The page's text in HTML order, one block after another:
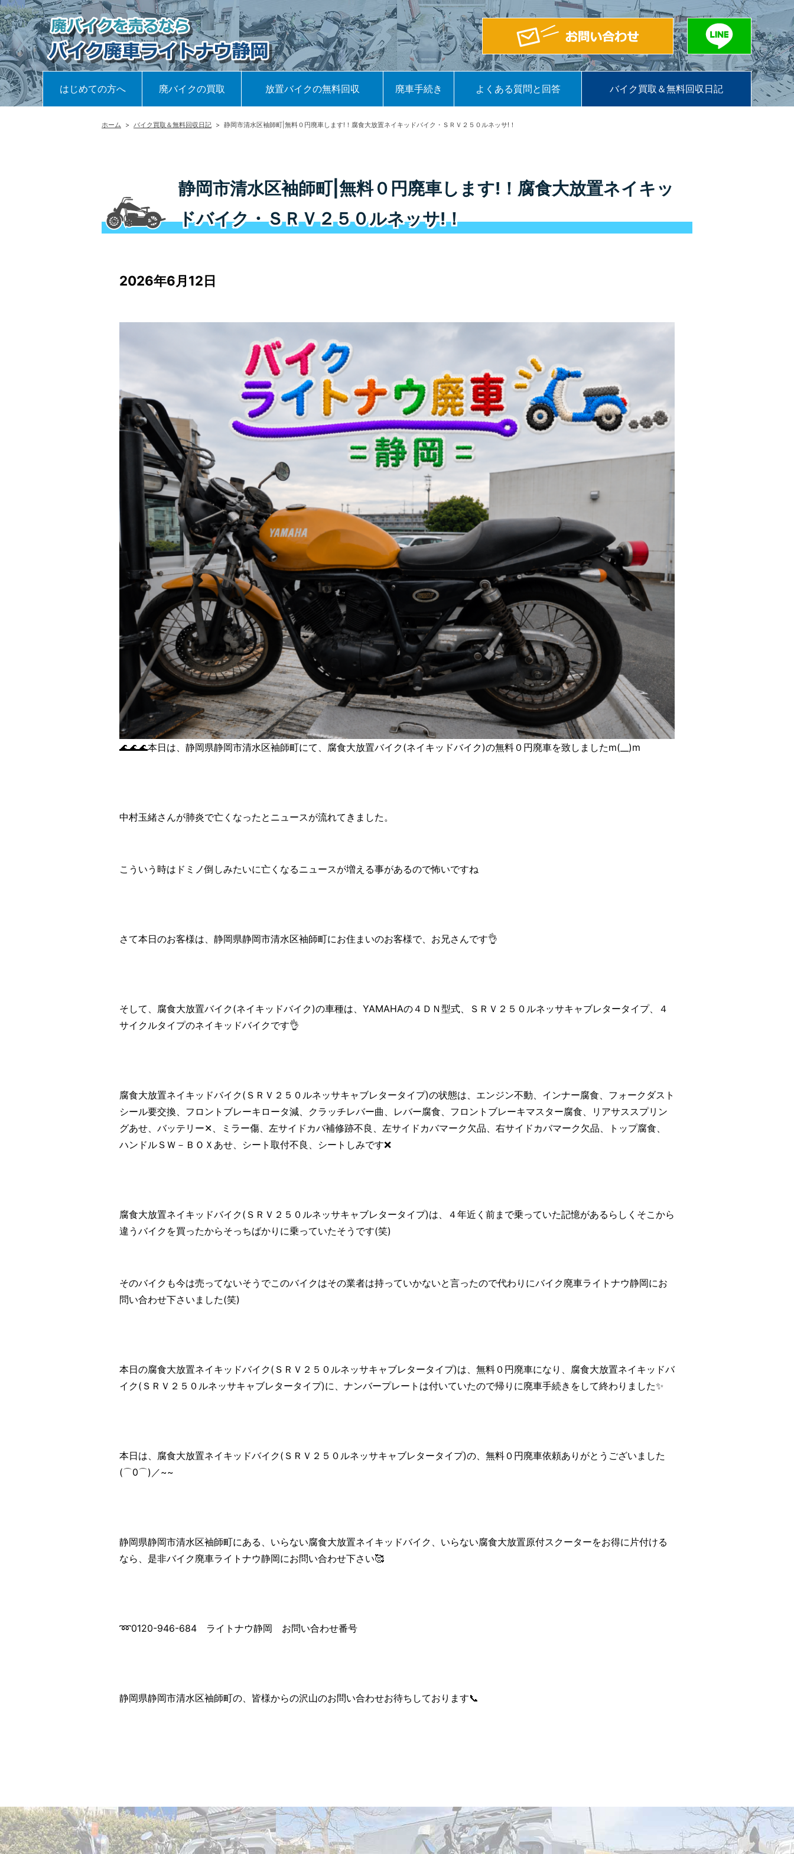
はじめての方へ 廃バイクの買取 放置バイクの無料回収 廃車手続き よくある質問と回答 バイク買取＆無料回収日記
ホーム > バイク買取＆無料回収日記 > 静岡市清水区袖師町|無料０円廃車します!！腐食大放置ネイキッドバイク・ＳＲＶ２５０ルネッサ!！
静岡市清水区袖師町|無料０円廃車します!！腐食大放置ネイキッ
ドバイク・ＳＲＶ２５０ルネッサ!！
2026年6月12日
🌊🌊🌊本日は、静岡県静岡市清水区袖師町にて、腐食大放置バイク(ネイキッドバイク)の無料０円廃車を致しましたm(__)m
中村玉緒さんが肺炎で亡くなったとニュースが流れてきました。
こういう時はドミノ倒しみたいに亡くなるニュースが増える事があるので怖いですね
さて本日のお客様は、静岡県静岡市清水区袖師町にお住まいのお客様で、お兄さんです👌
そして、腐食大放置バイク(ネイキッドバイク)の車種は、YAMAHAの４ＤＮ型式、ＳＲＶ２５０ルネッサキャブレタータイプ、４
サイクルタイプのネイキッドバイクです👌
腐食大放置ネイキッドバイク(ＳＲＶ２５０ルネッサキャブレタータイプ)の状態は、エンジン不動、インナー腐食、フォークダスト
シール要交換、フロントブレーキロータ減、クラッチレバー曲、レバー腐食、フロントブレーキマスター腐食、リアサススプリン
グあせ、バッテリー✕、ミラー傷、左サイドカバ補修跡不良、左サイドカバマーク欠品、右サイドカバマーク欠品、トップ腐食、
ハンドルＳＷ－ＢＯＸあせ、シート取付不良、シートしみです❌
腐食大放置ネイキッドバイク(ＳＲＶ２５０ルネッサキャブレタータイプ)は、４年近く前まで乗っていた記憶があるらしくそこから
違うバイクを買ったからそっちばかりに乗っていたそうです(笑)
そのバイクも今は売ってないそうでこのバイクはその業者は持っていかないと言ったので代わりにバイク廃車ライトナウ静岡にお
問い合わせ下さいました(笑)
本日の腐食大放置ネイキッドバイク(ＳＲＶ２５０ルネッサキャブレタータイプ)は、無料０円廃車になり、腐食大放置ネイキッドバ
イク(ＳＲＶ２５０ルネッサキャブレタータイプ)に、ナンバープレートは付いていたので帰りに廃車手続きをして終わりました✨
本日は、腐食大放置ネイキッドバイク(ＳＲＶ２５０ルネッサキャブレタータイプ)の、無料０円廃車依頼ありがとうございました
(⌒0⌒)／~~
静岡県静岡市清水区袖師町にある、いらない腐食大放置ネイキッドバイク、いらない腐食大放置原付スクーターをお得に片付ける
なら、是非バイク廃車ライトナウ静岡にお問い合わせ下さい🥰
➿0120-946-684 ライトナウ静岡 お問い合わせ番号
静岡県静岡市清水区袖師町の、皆様からの沢山のお問い合わせお待ちしております📞